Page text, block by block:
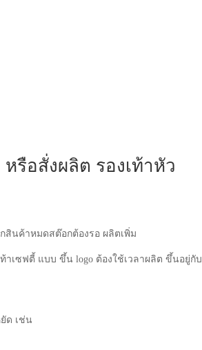
รือสั่งผลิต รองเท้าหัว
สินค้าหมดสต๊อกต้องรอ ผลิตเพิ่ม
าเซฟตี้ แบบ ขึ้น logo ต้องใช้เวลาผลิต ขึ้นอยู่กับ
ด เช่น